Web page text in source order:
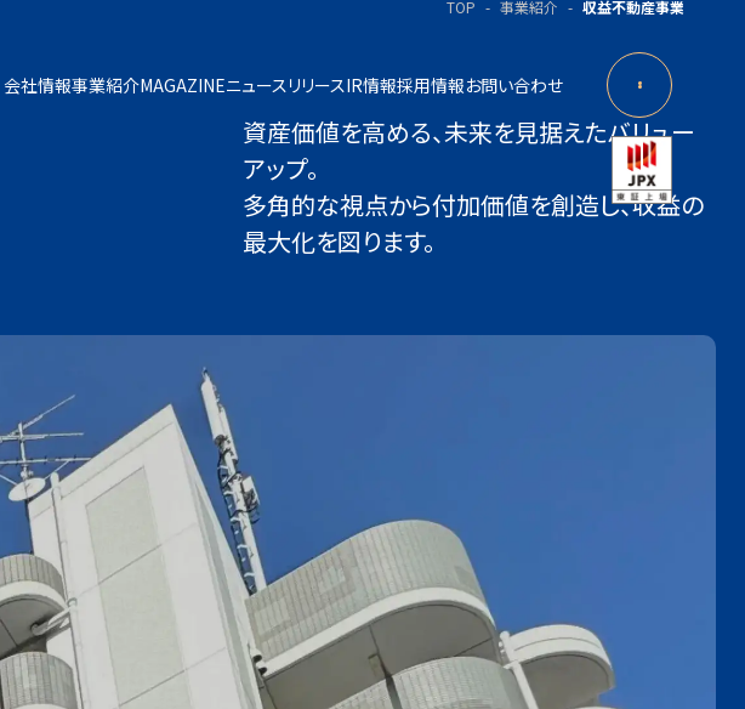
会社情報事業紹介MAGAZINEニュースリリースIR情報採用情報お問い合わせ
TOP 事業紹介 収益不動産事業
資産価値を⾼める、未来を⾒据えたバリュー
アップ。
多⾓的な視点から付加価値を創造し、収益の
最⼤化を図ります。